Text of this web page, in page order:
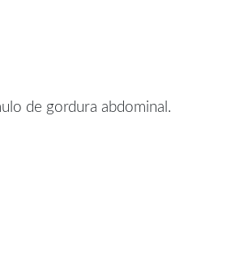
de gordura abdominal.